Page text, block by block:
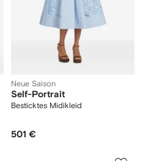
Neue Saison
Self-Portrait
Besticktes Midikleid
501 €